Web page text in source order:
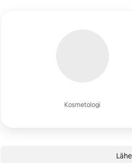
Kosmetologi